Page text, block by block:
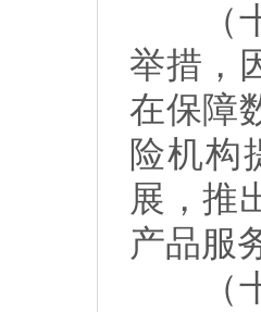
（十
举措，
在保障
险机构
展，推
产品服
（十